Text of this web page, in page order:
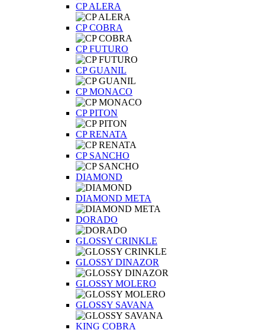
CP ALERA
CP COBRA
CP FUTURO
CP GUANIL
CP MONACO
CP PITON
CP RENATA
CP SANCHO
DIAMOND
DIAMOND META
DORADO
GLOSSY CRINKLE
GLOSSY DINAZOR
GLOSSY MOLERO
GLOSSY SAVANA
KING COBRA